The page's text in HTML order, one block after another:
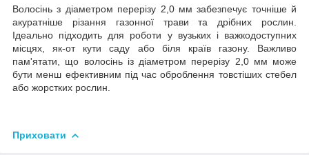
Волосінь з діаметром перерізу 2,0 мм забезпечує точніше й
акуратніше різання газонної трави та дрібних рослин.
Ідеально підходить для роботи у вузьких і важкодоступних
місцях, як-от кути саду або біля країв газону. Важливо
пам'ятати, що волосінь із діаметром перерізу 2,0 мм може
бути менш ефективним під час оброблення товстіших стебел
або жорстких рослин.
Приховати